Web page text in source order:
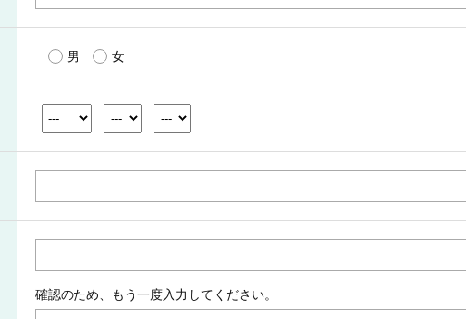
男 女
確認のため、もう一度入力してください。